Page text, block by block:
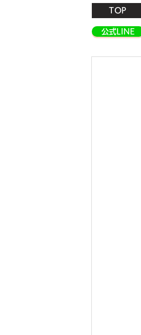
TOP
公式LINE